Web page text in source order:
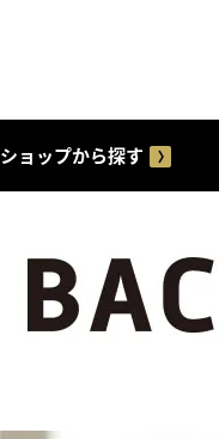
ショップから探す